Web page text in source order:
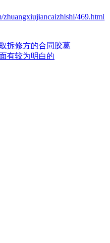
469.html
拆修方的合同胶葛
有较为明白的